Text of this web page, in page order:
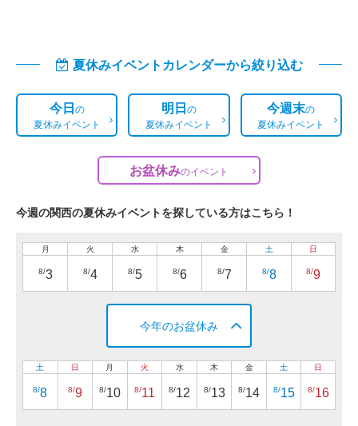
夏休みイベントカレンダーから絞り込む
今日の
夏休みイベント
明日の
夏休みイベント
今週末の
夏休みイベント
お盆休みのイベント
今週の関西の夏休みイベントを探している方はこちら！
月
8/3
火
8/4
水
8/5
木
8/6
金
8/7
土
8/8
日
8/9
今年のお盆休み
土
8/8
日
8/9
月
8/10
火
8/11
水
8/12
木
8/13
金
8/14
土
8/15
日
8/16